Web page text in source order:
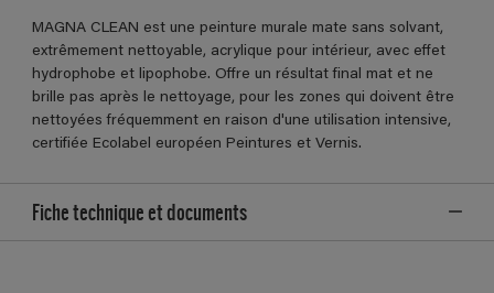
MAGNA CLEAN est une peinture murale mate sans solvant,
extrêmement nettoyable, acrylique pour intérieur, avec effet
hydrophobe et lipophobe. Offre un résultat final mat et ne
brille pas après le nettoyage, pour les zones qui doivent être
nettoyées fréquemment en raison d'une utilisation intensive,
certifiée Ecolabel européen Peintures et Vernis.
Fiche technique et documents